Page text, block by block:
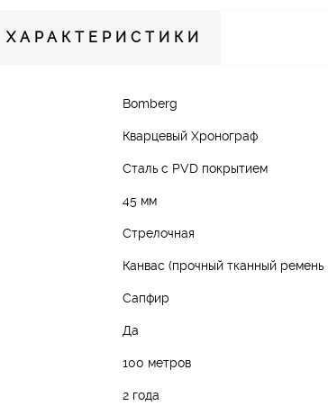
ХАРАКТЕРИСТИКИ
Bomberg
Кварцевый Хронограф
Сталь с PVD покрытием
45 мм
Стрелочная
Канвас (прочный тканный
Сапфир
Да
100 метров
2 года